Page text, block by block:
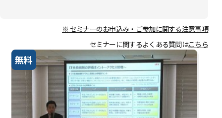
※ セミナーのお申込み・ご参加に関する注意事項
セミナーに関するよくある質問はこちら
無料